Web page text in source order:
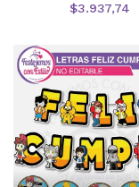
$3.937,74